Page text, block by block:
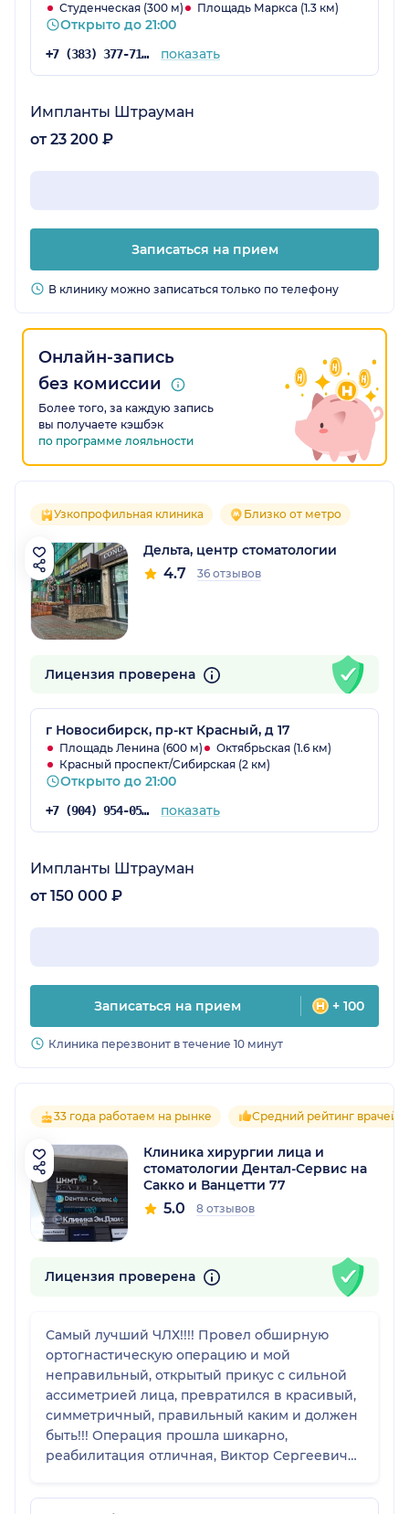
Студенческая (300 м) Площадь Маркса (1.3 км)
Открыто до 21:00
+7 (383) 377-71-29 показать
Импланты Штрауман
от 23 200 ₽
Записаться на прием
В клинику можно записаться только по телефону
Онлайн-запись
без комиссии
Более того, за каждую запись
вы получаете кэшбэк
по программе лояльности
Узкопрофильная клиника Близко от метро
Дельта, центр стоматологии
4.7 36 отзывов
Лицензия проверена
г Новосибирск, пр-кт Красный, д 17
Площадь Ленина (600 м)
Октябрьская (1.6 км)
Красный проспект/Сибирская (2 км)
Открыто до 21:00
+7 (904) 954-05-14 показать
Импланты Штрауман
от 150 000 ₽
Записаться на прием + 100
Клиника перезвонит в течение 10 минут
33 года работаем на рынке Средний рейтинг врачей
Клиника хирургии лица и
стоматологии Дентал-Сервис на
Сакко и Ванцетти 77
5.0 8 отзывов
Лицензия проверена
Самый лучший ЧЛХ!!!! Провел обширную
ортогнастическую операцию и мой
неправильный, открытый прикус с сильной
ассиметрией лица, превратился в красивый,
симметричный, правильный каким и должен
быть!!! Операция прошла шикарно,
реабилитация отличная, Виктор Сергеевич
не смотря ни на что!!! Очень талантливый,